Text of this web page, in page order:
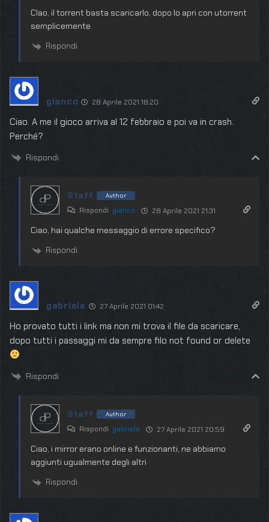
CIao, il torrent basta scaricarlo, dopo lo apri con utorrent
semplicemente
Rispondi
gianco 28 Aprile 2021 18:20
Ciao. A me il gioco arriva al 12 febbraio e poi va in crash.
Perché?
Rispondi
Staff Author
Rispondi gianco 28 Aprile 2021 21:31
Ciao, hai qualche messaggio di errore specifico?
Rispondi
gabriele 27 Aprile 2021 01:42
Ho provato tutti i link ma non mi trova il file da scaricare,
dopo tutti i passaggi mi da sempre filo not found or delete
Rispondi
Staff Author
Rispondi gabriele 27 Aprile 2021 20:59
Ciao, i mirror erano online e funzionanti, ne abbiamo
aggiunti ugualmente degli altri
Rispondi